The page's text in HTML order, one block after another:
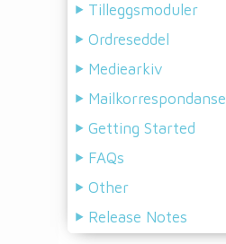
Tilleggsmoduler
Ordreseddel
Mediearkiv
Mailkorrespondanse
Getting Started
FAQs
Other
Release Notes